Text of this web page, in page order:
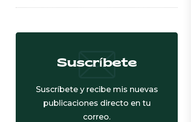
Suscríbete
Suscríbete y recibe mis nuevas
publicaciones directo en tu
correo.